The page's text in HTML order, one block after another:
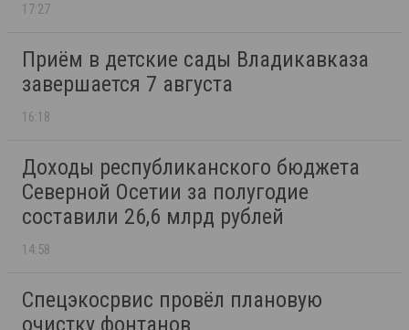
17:27
Приём в детские сады Владикавказа
завершается 7 августа
16:18
Доходы республиканского бюджета
Северной Осетии за полугодие
составили 26,6 млрд рублей
14:58
Спецэкосрвис провёл плановую
очистку фонтанов